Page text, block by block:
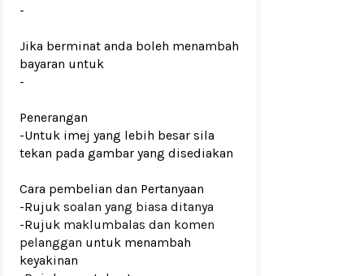
-
Jika berminat anda boleh menambah
bayaran untuk
-
Penerangan
-Untuk imej yang lebih besar sila
tekan pada gambar yang disediakan
Cara pembelian dan Pertanyaan
-Rujuk soalan yang biasa ditanya
-Rujuk maklumbalas dan komen
pelanggan untuk menambah
keyakinan